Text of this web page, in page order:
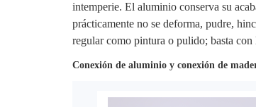
intemperie. El aluminio conserva su
prácticamente no se deforma, pudre,
regular como pintura o pulido; basta
Conexión de aluminio y conexión de